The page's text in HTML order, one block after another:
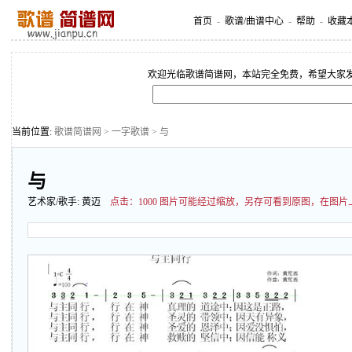
首页 - 歌谱/曲谱中心 - 帮助 - 收藏
欢迎光临歌谱简谱网，本站完全免费，希望大家
当前位置: 歌谱简谱网 > 一字歌谱 > 与
与
艺术家/歌手: 黄迈 点击： 1000 图片可能经过缩放，另存可看到原图，在图